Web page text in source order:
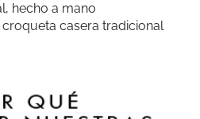
hecho a mano
casera tradicional